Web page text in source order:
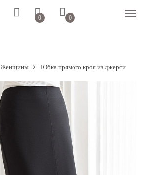
0 0
Женщины Юбка прямого кроя из джерси